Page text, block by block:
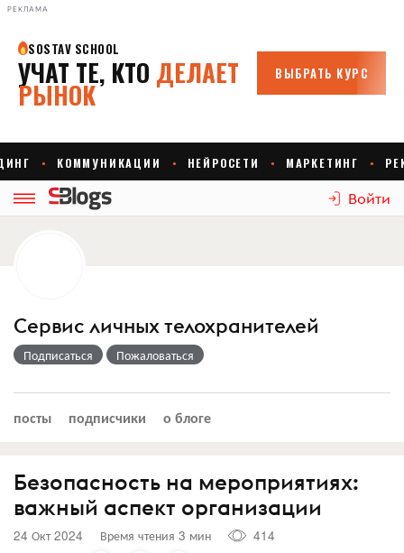
РЕКЛАМА
Войти
Сервис личных телохранителей
Подписаться Пожаловаться
посты подписчики о блоге
Безопасность на мероприятиях:
важный аспект организации⁠⁠
24 Окт 2024 Время чтения 3 мин
414